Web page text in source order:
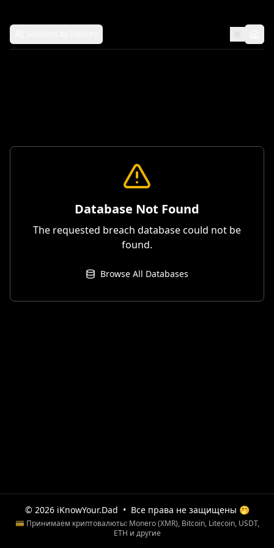
Database Not Found
The requested breach database could not be
found.
Browse All Databases
© 2026 iKnowYour.Dad • Все права не защищены 🤭
💳 Принимаем криптовалюты: Monero (XMR), Bitcoin, Litecoin, USDT,
ETH и другие